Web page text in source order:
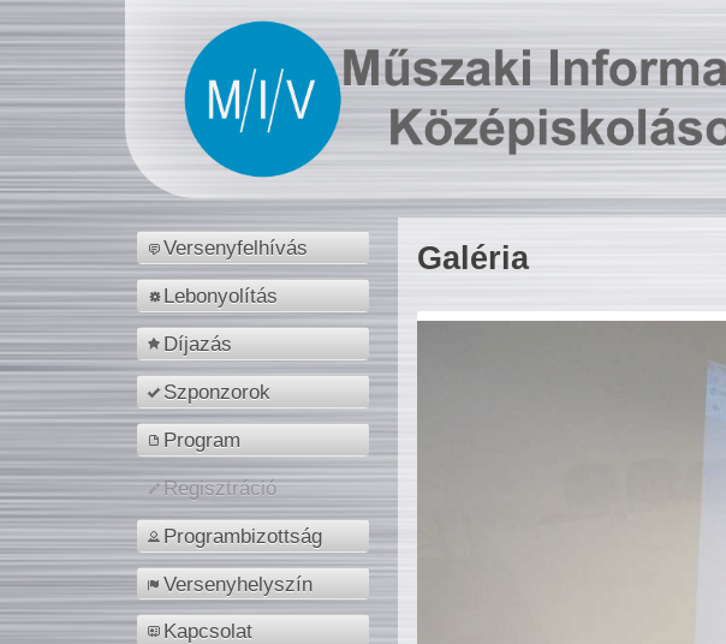
Versenyfelhívás
Lebonyolítás
Díjazás
Szponzorok
Program
Regisztráció
Programbizottság
Versenyhelyszín
Kapcsolat
Galéria